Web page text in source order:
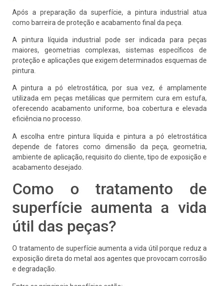
Após a preparação da superfície, a pintura industrial atua
como barreira de proteção e acabamento final da peça.
A pintura líquida industrial pode ser indicada para peças
maiores, geometrias complexas, sistemas específicos de
proteção e aplicações que exigem determinados esquemas de
pintura.
A pintura a pó eletrostática, por sua vez, é amplamente
utilizada em peças metálicas que permitem cura em estufa,
oferecendo acabamento uniforme, boa cobertura e elevada
eficiência no processo.
A escolha entre pintura líquida e pintura a pó eletrostática
depende de fatores como dimensão da peça, geometria,
ambiente de aplicação, requisito do cliente, tipo de exposição e
acabamento desejado.
Como o tratamento de
superfície aumenta a vida
útil das peças?
O tratamento de superfície aumenta a vida útil porque reduz a
exposição direta do metal aos agentes que provocam corrosão
e degradação.